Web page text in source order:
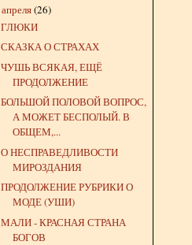
апреля(26)
ГЛЮКИ
СКАЗКА О СТРАХАХ
ЧУШЬ ВСЯКАЯ, ЕЩЁ
ПРОДОЛЖЕНИЕ
БОЛЬШОЙ ПОЛОВОЙ ВОПРОС,
А МОЖЕТ БЕСПОЛЫЙ. В
ОБЩЕМ,...
О НЕСПРАВЕДЛИВОСТИ
МИРОЗДАНИЯ
ПРОДОЛЖЕНИЕ РУБРИКИ О
МОДЕ (УШИ)
МАЛИ - КРАСНАЯ СТРАНА
БОГОВ